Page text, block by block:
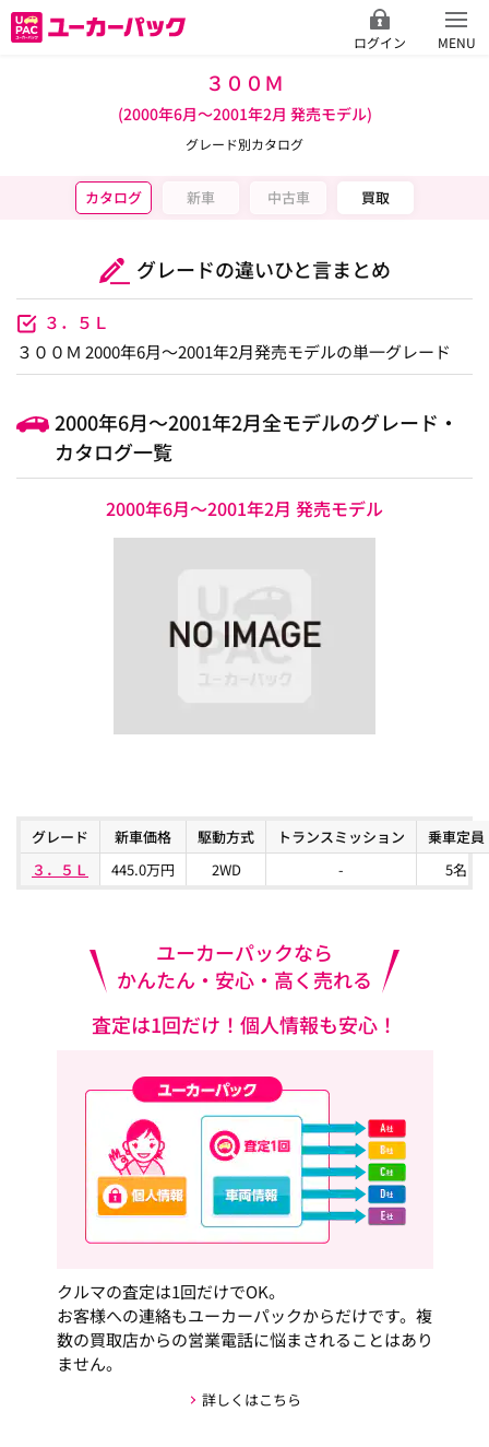
ログイン MENU
３００Ｍ
(2000年6月～2001年2月 発売モデル)
グレード別カタログ
カタログ 新車 中古車 買取
グレードの違いひと言まとめ
３．５Ｌ
３００Ｍ 2000年6月～2001年2月発売モデルの単一グレード
2000年6月～2001年2月全モデルのグレード・
カタログ一覧
2000年6月～2001年2月 発売モデル
グレード 新車価格 駆動方式 トランスミッション
乗車定員
３．５Ｌ
445.0万円 2WD - 5名
ユーカーパックなら
かんたん・安心・高く売れる
査定は1回だけ！個人情報も安心！
クルマの査定は1回だけでOK。
お客様への連絡もユーカーパックからだけです。複
数の買取店からの営業電話に悩まされることはあり
ません。
詳しくはこちら